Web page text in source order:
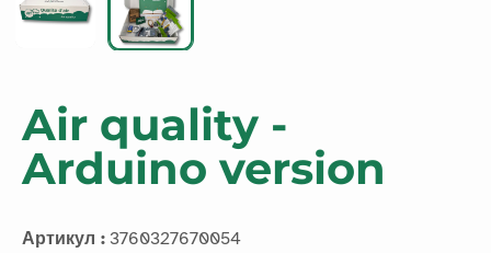
Air quality -
Arduino version
Артикул : 3760327670054